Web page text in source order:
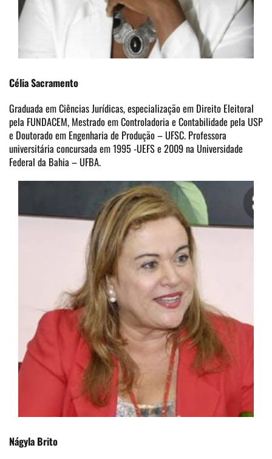
Célia Sacramento
Graduada em Ciências Jurídicas, especialização em Direito Eleitoral
pela FUNDACEM, Mestrado em Controladoria e Contabilidade pela USP
e Doutorado em Engenharia de Produção – UFSC. Professora
universitária concursada em 1995 -UEFS e 2009 na Universidade
Federal da Bahia – UFBA.
Nágyla Brito